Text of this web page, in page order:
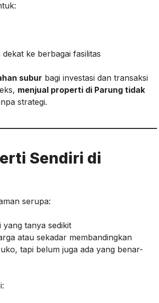
ke berbagai fasilitas
subur bagi investasi dan transaksi
menjual properti di Parung tidak
strategi.
Sendiri di
serupa:
tanya sedikit
atau sekadar membandingkan
tapi belum juga ada yang benar-